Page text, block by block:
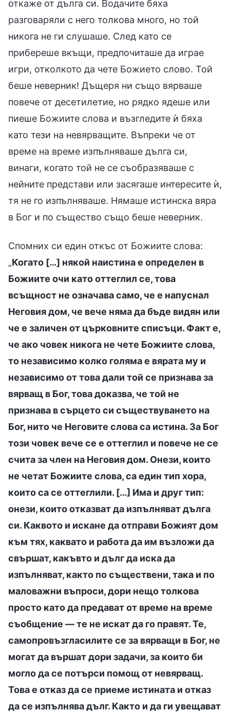
откаже от дълга си. Водачите бяха
разговаряли с него толкова много, но той
никога не ги слушаше. След като се
прибереше вкъщи, предпочиташе да играе
игри, отколкото да чете Божието слово. Той
беше неверник! Дъщеря ни също вярваше
повече от десетилетие, но рядко ядеше или
пиеше Божиите слова и възгледите ѝ бяха
като тези на невярващите. Въпреки че от
време на време изпълняваше дълга си,
винаги, когато той не се съобразяваше с
нейните представи или засягаше интересите ѝ,
тя не го изпълняваше. Нямаше истинска вяра
в Бог и по същество също беше неверник.
Спомних си един откъс от Божиите слова:
„Когато […] някой наистина е определен в
Божиите очи като оттеглил се, това
всъщност не означава само, че е напуснал
Неговия дом, че вече няма да бъде видян или
че е заличен от църковните списъци. Факт е,
че ако човек никога не чете Божиите слова,
то независимо колко голяма е вярата му и
независимо от това дали той се признава за
вярващ в Бог, това доказва, че той не
признава в сърцето си съществуването на
Бог, нито че Неговите слова са истина. За Бог
този човек вече се е оттеглил и повече не се
счита за член на Неговия дом. Онези, които
не четат Божиите слова, са един тип хора,
които са се оттеглили. […] Има и друг тип:
онези, които отказват да изпълняват дълга
си. Каквото и искане да отправи Божият дом
към тях, каквато и работа да им възложи да
свършат, какъвто и дълг да иска да
изпълняват, както по съществени, така и по
маловажни въпроси, дори нещо толкова
просто като да предават от време на време
съобщение — те не искат да го правят. Те,
самопровъзгласилите се за вярващи в Бог, не
могат да вършат дори задачи, за които би
могло да се потърси помощ от невярващ.
Това е отказ да се приеме истината и отказ
да се изпълнява дълг. Както и да ги увещават